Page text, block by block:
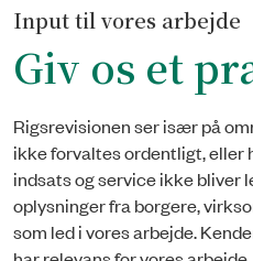
Input til vores arbejde
Giv os et
Rigsrevisionen ser især på
ikke forvaltes ordentligt, eller
indsats og service ikke bliver
oplysninger fra borgere,
som led i vores arbejde.